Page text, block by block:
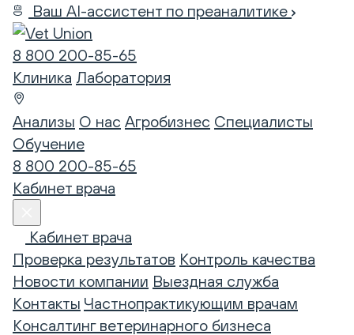
Ваш AI-ассистент по преаналитике
8 800 200-85-65
Клиника Лаборатория
Анализы О нас Агробизнес Специалисты
Обучение
8 800 200-85-65
Кабинет врача
Кабинет врача
Проверка результатов Контроль качества
Новости компании Выездная служба
Контакты Частнопрактикующим врачам
Консалтинг ветеринарного бизнеса